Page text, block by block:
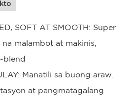
SOFT AT SMOOTH: Super
na malambot at makinis,
blend
Manatili sa buong araw.
at pangmatagalang